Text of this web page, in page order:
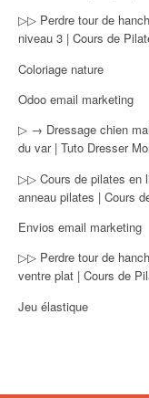
▷▷ Perdre tour de
niveau 3 | Cours de
Coloriage nature
Odoo email marketing
▷ → Dressage chien
du var | Tuto Dresser
▷▷ Cours de pilates en
anneau pilates | Cours
Envios email marketing
▷▷ Perdre tour de
ventre plat | Cours de
Jeu élastique